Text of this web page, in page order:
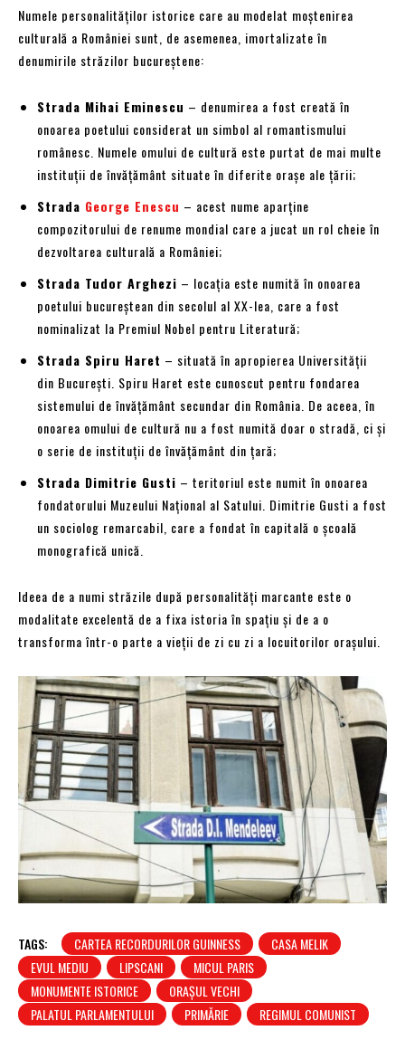
Numele personalităților istorice care au modelat moștenirea
culturală a României sunt, de asemenea, imortalizate în
denumirile străzilor bucureștene:
Strada Mihai Eminescu – denumirea a fost creată în
onoarea poetului considerat un simbol al romantismului
românesc. Numele omului de cultură este purtat de mai multe
instituții de învățământ situate în diferite orașe ale țării;
Strada George Enescu – acest nume aparține
compozitorului de renume mondial care a jucat un rol cheie în
dezvoltarea culturală a României;
Strada Tudor Arghezi – locația este numită în onoarea
poetului bucureștean din secolul al XX-lea, care a fost
nominalizat la Premiul Nobel pentru Literatură;
Strada Spiru Haret – situată în apropierea Universității
din București. Spiru Haret este cunoscut pentru fondarea
sistemului de învățământ secundar din România. De aceea, în
onoarea omului de cultură nu a fost numită doar o stradă, ci și
o serie de instituții de învățământ din țară;
Strada Dimitrie Gusti – teritoriul este numit în onoarea
fondatorului Muzeului Național al Satului. Dimitrie Gusti a fost
un sociolog remarcabil, care a fondat în capitală o școală
monografică unică.
Ideea de a numi străzile după personalități marcante este o
modalitate excelentă de a fixa istoria în spațiu și de a o
transforma într-o parte a vieții de zi cu zi a locuitorilor orașului.
TAGS: CARTEA RECORDURILOR GUINNESS
CASA MELIK
EVUL MEDIU
LIPSCANI
MICUL PARIS
MONUMENTE ISTORICE
ORAȘUL VECHI
PALATUL PARLAMENTULUI
PRIMĂRIE REGIMUL COMUNIST